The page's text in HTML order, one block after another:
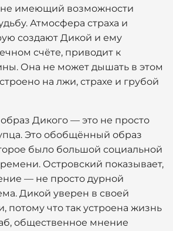
не имеющий возможности
Атмосфера страха и
создают Дикой и ему
счёте, приводит к
Она не может дышать в этом
на лжи, страхе и грубой
Дикого — это не просто
Это обобщённый образ
было большой социальной
Островский показывает,
— не просто дурной
Дикой уверен в своей
потому что так устроена жизнь
общественное мнение